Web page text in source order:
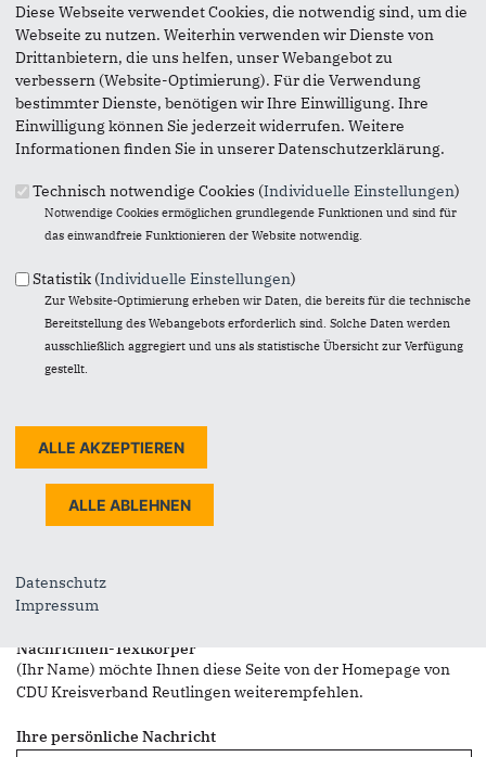
Personen, denen Sie die Seite weiterempfehlen, zu
informieren, von wem die Empfehlung kommt, und dass es
kein Spam ist.
Das mit * gekennzeichnete Feld ist ein Pflichtfeld.
Eigene E-Mail-Adresse*
Eigener Name*
Senden an*
Sie können mehrere Empfänger mit Komma getrennt eingeben.
Sie leiten den folgenden Inhalt weiter
Der Kreisparteitag
(Ihr Name) möchte Ihnen eine Seite von https://www.cdu-
kreis-reutlingen.de/ weiterempfehlen
Nachrichten-Textkörper
(Ihr Name) möchte Ihnen diese Seite von der Homepage von
CDU Kreisverband Reutlingen weiterempfehlen.
Ihre persönliche Nachricht
Diese Webseite verwendet Cookies, die notwendig sind, um die
Webseite zu nutzen. Weiterhin verwenden wir Dienste von
Drittanbietern, die uns helfen, unser Webangebot zu
verbessern (Website-Optimierung). Für die Verwendung
bestimmter Dienste, benötigen wir Ihre Einwilligung. Ihre
Einwilligung können Sie jederzeit widerrufen. Weitere
Informationen finden Sie in unserer Datenschutzerklärung.
Technisch notwendige Cookies (Individuelle Einstellungen)
Notwendige Cookies ermöglichen grundlegende Funktionen und sind für
das einwandfreie Funktionieren der Website notwendig.
Statistik (Individuelle Einstellungen)
Zur Website-Optimierung erheben wir Daten, die bereits für die technische
Bereitstellung des Webangebots erforderlich sind. Solche Daten werden
ausschließlich aggregiert und uns als statistische Übersicht zur Verfügung
gestellt.
Datenschutz
Impressum